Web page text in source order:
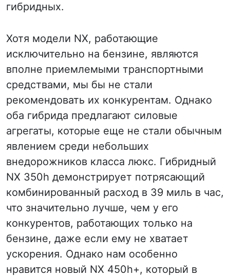
гибридных.
Хотя модели NX, работающие
исключительно на бензине, являются
вполне приемлемыми транспортными
средствами, мы бы не стали
рекомендовать их конкурентам. Однако
оба гибрида предлагают силовые
агрегаты, которые еще не стали обычным
явлением среди небольших
внедорожников класса люкс. Гибридный
NX 350h демонстрирует потрясающий
комбинированный расход в 39 миль в час,
что значительно лучше, чем у его
конкурентов, работающих только на
бензине, даже если ему не хватает
ускорения. Однако нам особенно
нравится новый NX 450h+, который в